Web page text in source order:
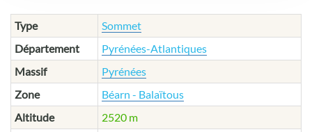
Type
Sommet
Département
Pyrénées-Atlantiques
Massif
Pyrénées
Zone
Béarn - Balaïtous
Altitude
2520 m